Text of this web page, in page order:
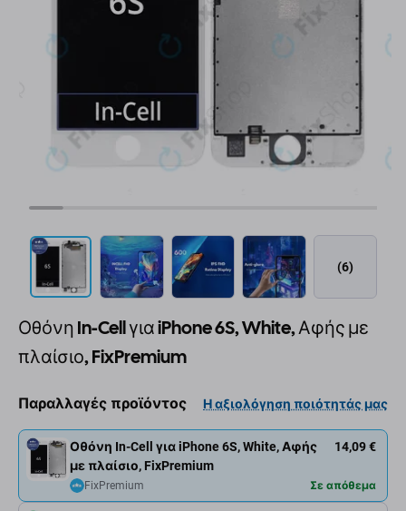
(6)
Οθόνη In-Cell για iPhone 6S, White, Αφής με
πλαίσιο, FixPremium
Παραλλαγές προϊόντος Η αξιολόγηση ποιότητάς μας
Οθόνη In-Cell για iPhone 6S, White, Αφής
με πλαίσιο, FixPremium
14,09 €
FixPremium Σε απόθεμα